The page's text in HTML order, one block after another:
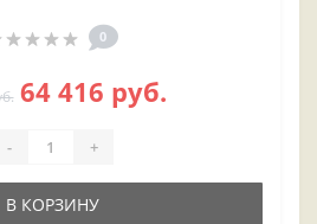
0
64 416 руб.
- +
В КОРЗИНУ